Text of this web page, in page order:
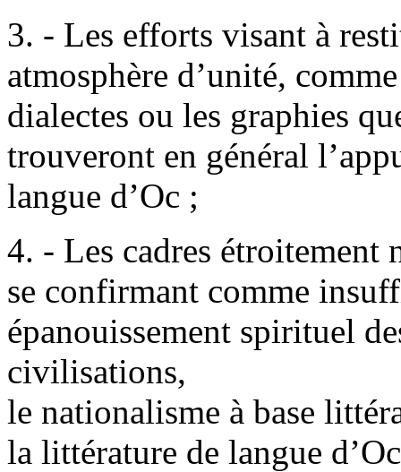
3. - Les efforts visant à
atmosphère d’unité,
dialectes ou les graphies
trouveront en général
langue d’Oc ;
4. - Les cadres étroitement
se confirmant comme
épanouissement spirituel
civilisations,
le nationalisme à base
la littérature de langue